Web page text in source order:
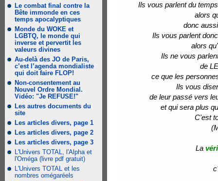
Le combat final contre la
Bête immonde en ces
temps apocalyptiques
Monde du WOKE et
LGBTQ, le monde qui
inverse et pervertit les
valeurs divines
Au-delà des JO de Paris,
c’est l’agenda mondialiste
qui doit faire FLOP!
Non-consentement au
Nouvel Ordre Mondial.
Vidéo: "Je REFUSE!"
Les autres documents du
site
Les articles divers, page 1
Les articles divers, page 2
Les articles divers, page 3
L'Univers TOTAL, l'Alpha et
l'Oméga (livre pdf gratuit)
L'Univers TOTAL et les
nombres omégaréels
Ils vous parlent du
alors
donc
Ils vous parlent
alors
Ils ne vous
de
ce que les
Ils vous
de leur passé vers
et qui sera plus
C'est
La